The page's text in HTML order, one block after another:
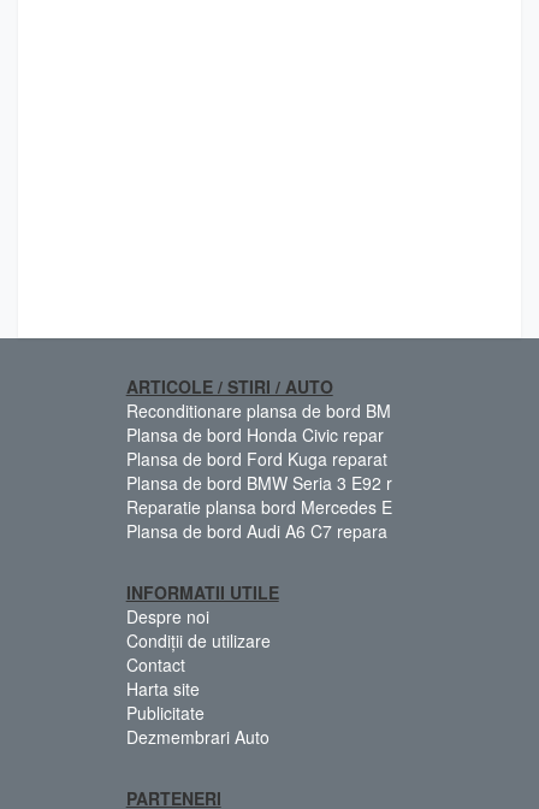
ARTICOLE / STIRI / AUTO
Reconditionare plansa de bord BM
Plansa de bord Honda Civic repar
Plansa de bord Ford Kuga reparat
Plansa de bord BMW Seria 3 E92 r
Reparatie plansa bord Mercedes E
Plansa de bord Audi A6 C7 repara
INFORMATII UTILE
Despre noi
Condiții de utilizare
Contact
Harta site
Publicitate
Dezmembrari Auto
PARTENERI